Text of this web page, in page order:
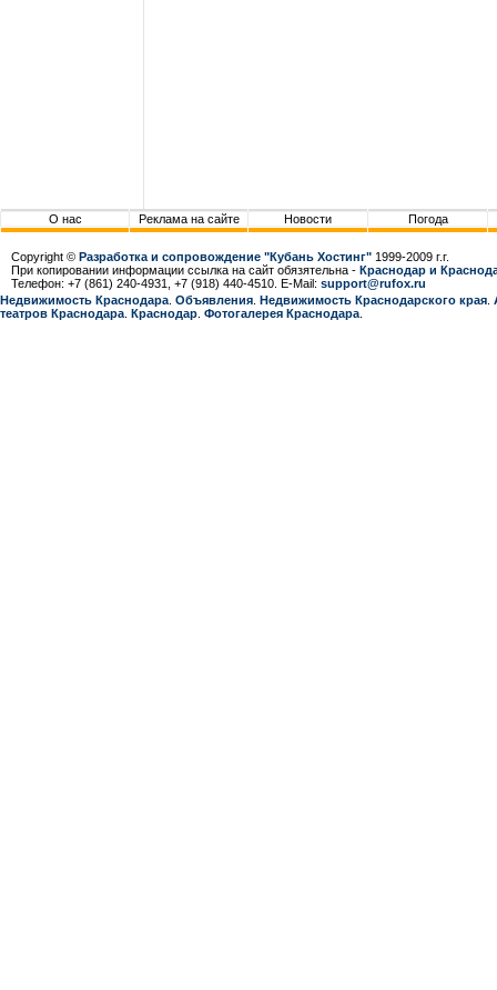
О нас Реклама на сайте Новости Погода
Copyright © Разработка и сопровождение "Кубань Хостинг" 1999-2009 г.г.
При копировании информации ссылка на сайт обязятельна - Краснодар и
Телефон: +7 (861) 240-4931, +7 (918) 440-4510. E-Mail: support@rufox.ru
Недвижимость Краснодара Объявления Недвижимость Краснодарcкого края
театров Краснодара Краснодар Фотогалерея Краснодара